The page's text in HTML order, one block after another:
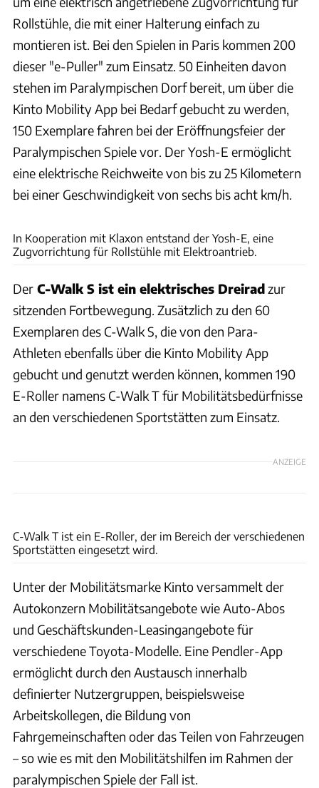
Rollstühle, die mit einer Halterung einfach zu
montieren ist. Bei den Spielen in Paris kommen 200
dieser "e-Puller" zum Einsatz. 50 Einheiten davon
stehen im Paralympischen Dorf bereit, um über die
Kinto Mobility App bei Bedarf gebucht zu werden,
150 Exemplare fahren bei der Eröffnungsfeier der
Paralympischen Spiele vor. Der Yosh-E ermöglicht
eine elektrische Reichweite von bis zu 25 Kilometern
bei einer Geschwindigkeit von sechs bis acht km/h.
In Kooperation mit Klaxon entstand der Yosh-E, eine
Zugvorrichtung für Rollstühle mit Elektroantrieb.
Der C-Walk S ist ein elektrisches Dreiradzur
sitzenden Fortbewegung. Zusätzlich zu den 60
Exemplaren des C-Walk S, die von den Para-
Athleten ebenfalls über die Kinto Mobility App
gebucht und genutzt werden können, kommen 190
E-Roller namens C-Walk T für Mobilitätsbedürfnisse
an den verschiedenen Sportstätten zum Einsatz.
ANZEIGE
C-Walk T ist ein E-Roller, der im Bereich der verschiedenen
Sportstätten eingesetzt wird.
Unter der Mobilitätsmarke Kinto versammelt der
Autokonzern Mobilitätsangebote wie Auto-Abos
und Geschäftskunden-Leasingangebote für
verschiedene Toyota-Modelle. Eine Pendler-App
ermöglicht durch den Austausch innerhalb
definierter Nutzergruppen, beispielsweise
Arbeitskollegen, die Bildung von
Fahrgemeinschaften oder das Teilen von Fahrzeugen
– so wie es mit den Mobilitätshilfen im Rahmen der
paralympischen Spiele der Fall ist.